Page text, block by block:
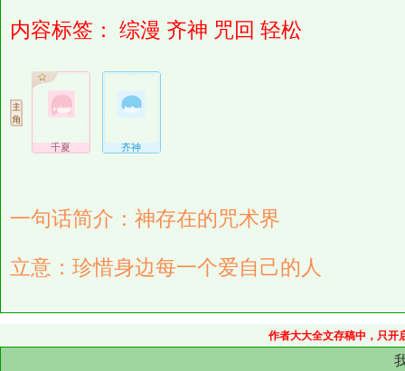
内容标签：
综漫 齐神 咒回 轻松
千夏 齐神
一句话简介：神存在的咒术界
立意：珍惜身边每一个爱自己的人
作者大大全文存稿中，只开